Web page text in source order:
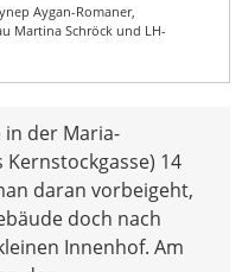
Aygan-Romaner,
Martina Schröck und LH-
in der Maria-
14
daran vorbeigeht,
doch nach
Innenhof. Am